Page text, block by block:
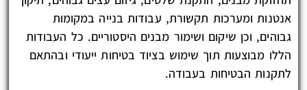
אנטנות ומערכות תקשורת, עבודות בנייה במקומות
גבוהים, וכן שיקום ושימור מבנים היסטוריים. כל העבודות
הללו מבוצעות תוך שימוש בציוד בטיחות ייעודי ובהתאם
לתקנות הבטיחות בעבודה.